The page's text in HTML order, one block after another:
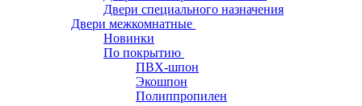
Двери специального назначения
Двери межкомнатные
Новинки
По покрытию
ПВХ-шпон
Экошпон
Полиппропилен